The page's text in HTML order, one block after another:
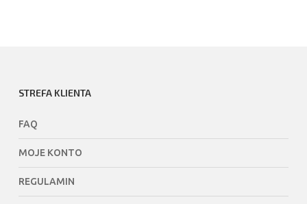
STREFA KLIENTA
FAQ
MOJE KONTO
REGULAMIN